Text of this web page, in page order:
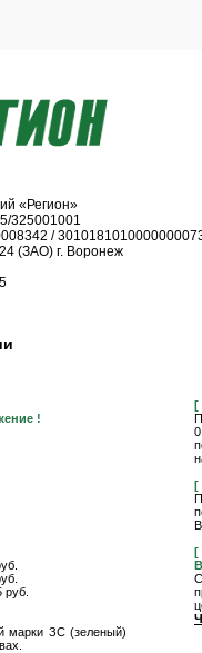
«Регион»
325001001
/
(ЗАО) г. Воронеж
!
марки ЗС (зеленый)
[
[
[